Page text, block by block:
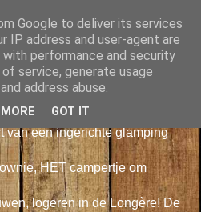
Vert
tussen bos & zee in Zuid
een beetje 'vintage'
van een ingerichte glamping
HET campertje om
logeren in de Longère! De
Google to deliver its services
IP address and user-agent are
performance and security
service, generate usage
address abuse.
GOT IT